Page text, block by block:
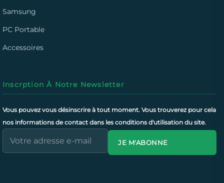
Samsung
PC Portable
Accessoires
Inscrption À Notre Newsletter
Vous pouvez vous désinscrire à tout moment. Vous trouverez pour cela
nos informations de contact dans les conditions d'utilisation du site.
JE M'ABONNE